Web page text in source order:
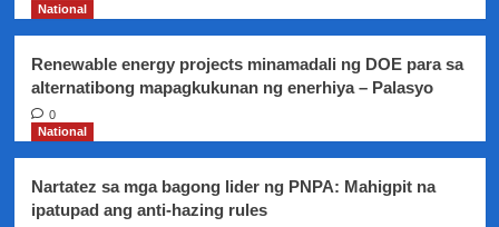
National
Renewable energy projects minamadali ng DOE para sa
alternatibong mapagkukunan ng enerhiya – Palasyo
0
National
Nartatez sa mga bagong lider ng PNPA: Mahigpit na
ipatupad ang anti-hazing rules